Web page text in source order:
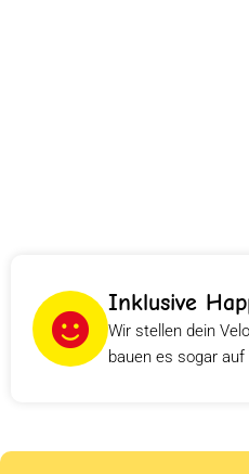
Inklusive
Wir stellen dein
bauen es sogar